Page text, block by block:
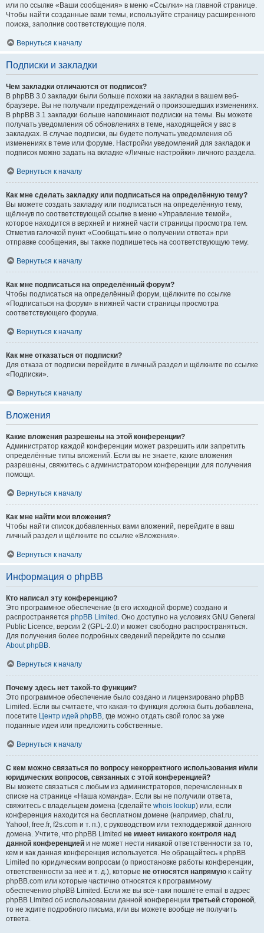
или по ссылке «Ваши сообщения» в меню «Ссылки» на главной странице.
Чтобы найти созданные вами темы, используйте страницу расширенного
поиска, заполнив соответствующие поля.
Вернуться к началу
Подписки и закладки
Чем закладки отличаются от подписок?
В phpBB 3.0 закладки были больше похожи на закладки в вашем веб-
браузере. Вы не получали предупреждений о произошедших изменениях.
В phpBB 3.1 закладки больше напоминают подписки на темы. Вы можете
получать уведомления об обновлениях в теме, находящейся у вас в
закладках. В случае подписки, вы будете получать уведомления об
изменениях в теме или форуме. Настройки уведомлений для закладок и
подписок можно задать на вкладке «Личные настройки» личного раздела.
Вернуться к началу
Как мне сделать закладку или подписаться на определённую тему?
Вы можете создать закладку или подписаться на определённую тему,
щёлкнув по соответствующей ссылке в меню «Управление темой»,
которое находится в верхней и нижней части страницы просмотра тем.
Отметив галочкой пункт «Сообщать мне о получении ответа» при
отправке сообщения, вы также подпишетесь на соответствующую тему.
Вернуться к началу
Как мне подписаться на определённый форум?
Чтобы подписаться на определённый форум, щёлкните по ссылке
«Подписаться на форум» в нижней части страницы просмотра
соответствующего форума.
Вернуться к началу
Как мне отказаться от подписки?
Для отказа от подписки перейдите в личный раздел и щёлкните по ссылке
«Подписки».
Вернуться к началу
Вложения
Какие вложения разрешены на этой конференции?
Администратор каждой конференции может разрешить или запретить
определённые типы вложений. Если вы не знаете, какие вложения
разрешены, свяжитесь с администратором конференции для получения
помощи.
Вернуться к началу
Как мне найти мои вложения?
Чтобы найти список добавленных вами вложений, перейдите в ваш
личный раздел и щёлкните по ссылке «Вложения».
Вернуться к началу
Информация о phpBB
Кто написал эту конференцию?
Это программное обеспечение (в его исходной форме) создано и
распространяется phpBB Limited . Оно доступно на условиях GNU General
Public Licence, версии 2 (GPL-2.0) и может свободно распространяться.
Для получения более подробных сведений перейдите по ссылке
About phpBB.
Вернуться к началу
Почему здесь нет такой-то функции?
Это программное обеспечение было создано и лицензировано phpBB
Limited. Если вы считаете, что какая-то функция должна быть добавлена,
посетите Центр идей phpBB, где можно отдать свой голос за уже
поданные идеи или предложить собственные.
Вернуться к началу
С кем можно связаться по вопросу некорректного использования и/или
юридических вопросов, связанных с этой конференцией?
Вы можете связаться с любым из администраторов, перечисленных в
списке на странице «Наша команда». Если вы не получили ответа,
свяжитесь с владельцем домена (сделайте whois lookup) или, если
конференция находится на бесплатном домене (например, chat.ru,
Yahoo!, free.fr, f2s.com и т. п.), с руководством или техподдержкой данного
домена. Учтите, что phpBB Limited не имеет никакого контроля над
данной конференцией и не может нести никакой ответственности за то,
кем и как данная конференция используется. Не обращайтесь к phpBB
Limited по юридическим вопросам (о приостановке работы конференции,
ответственности за неё и т. д.), которые не относятся напрямую к сайту
phpBB.com или которые частично относятся к программному
обеспечению phpBB Limited. Если же вы всё-таки пошлёте email в адрес
phpBB Limited об использовании данной конференции третьей стороной,
то не ждите подробного письма, или вы можете вообще не получить
ответа.